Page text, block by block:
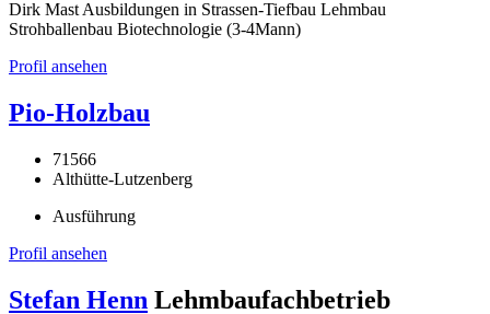
Dirk Mast Ausbildungen in Strassen-Tiefbau Lehmbau
Strohballenbau Biotechnologie (3-4Mann)
Profil ansehen
Pio-Holzbau
71566
Althütte-Lutzenberg
Ausführung
Profil ansehen
Stefan Henn Lehmbaufachbetrieb